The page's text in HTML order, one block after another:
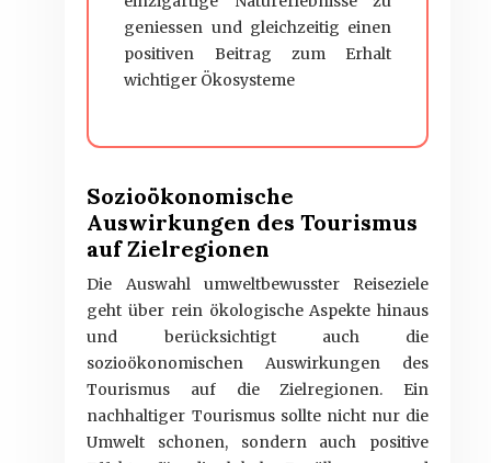
geniessen und gleichzeitig einen
positiven Beitrag zum Erhalt
wichtiger Ökosysteme
Sozioökonomische
Auswirkungen des Tourismus
auf Zielregionen
Die Auswahl umweltbewusster Reiseziele
geht über rein ökologische Aspekte hinaus
und berücksichtigt auch die
sozioökonomischen Auswirkungen des
Tourismus auf die Zielregionen. Ein
nachhaltiger Tourismus sollte nicht nur die
Umwelt schonen, sondern auch positive